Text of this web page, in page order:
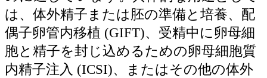
は、体外精子または胚の準備と培養、配
偶子卵管内移植 (GIFT)、受精中に卵母細
胞と精子を封じ込めるための卵母細胞質
内精子注入 (ICSI)、またはその他の体外